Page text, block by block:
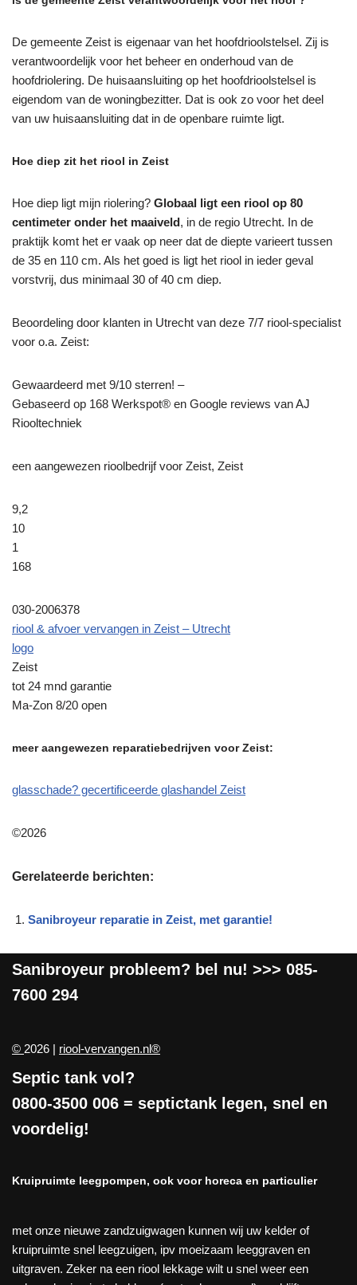
De gemeente Zeist is eigenaar van het hoofdrioolstelsel. Zij is
verantwoordelijk voor het beheer en onderhoud van de
hoofdriolering. De huisaansluiting op het hoofdrioolstelsel is
eigendom van de woningbezitter. Dat is ook zo voor het deel
van uw huisaansluiting dat in de openbare ruimte ligt.
Hoe diep zit het riool in Zeist
Hoe diep ligt mijn riolering? Globaal ligt een riool op 80
centimeter onder het maaiveld, in de regio Utrecht. In de
praktijk komt het er vaak op neer dat de diepte varieert tussen
de 35 en 110 cm. Als het goed is ligt het riool in ieder geval
vorstvrij, dus minimaal 30 of 40 cm diep.
Beoordeling door klanten in Utrecht van deze 7/7 riool-specialist
voor o.a. Zeist:
Gewaardeerd met 9/10 sterren! –
Gebaseerd op 168 Werkspot® en Google reviews van AJ
Riooltechniek
een aangewezen rioolbedrijf voor Zeist, Zeist
9,2
10
1
168
030-2006378
riool & afvoer vervangen in Zeist – Utrecht
logo
Zeist
tot 24 mnd garantie
Ma-Zon 8/20 open
meer aangewezen reparatiebedrijven voor Zeist:
glasschade? gecertificeerde glashandel Zeist
©2026
Gerelateerde berichten:
Sanibroyeur reparatie in Zeist, met garantie!
Sanibroyeur probleem? bel nu! >>> 085-
7600 294
© 2026 | riool-vervangen.nl®
Septic tank vol?
0800-3500 006 = septictank legen, snel en
voordelig!
Kruipruimte leegpompen, ook voor horeca en particulier
met onze nieuwe zandzuigwagen kunnen wij uw kelder of
kruipruimte snel leegzuigen, ipv moeizaam leeggraven en
uitgraven. Zeker na een riool lekkage wilt u snel weer een